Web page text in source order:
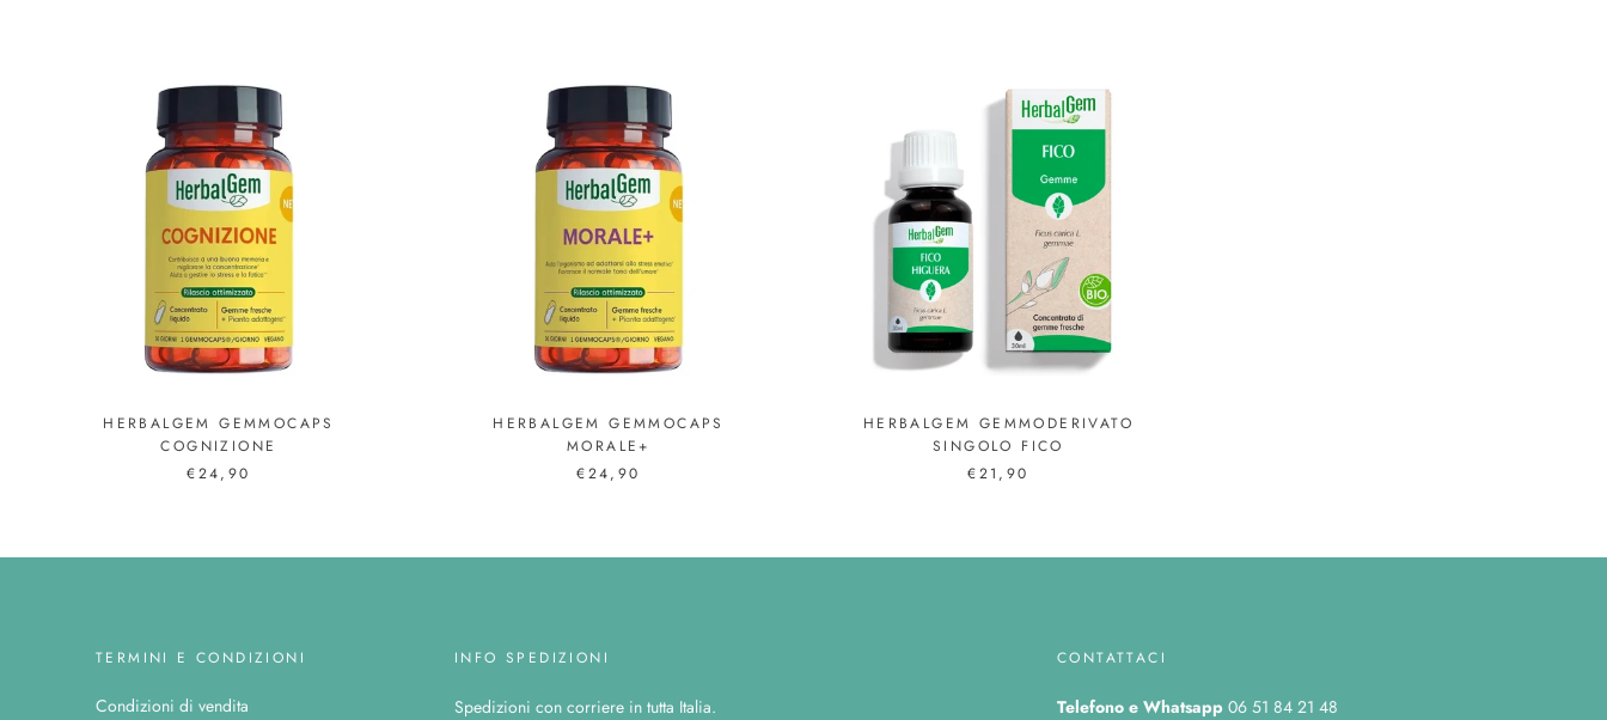
HERBALGEM GEMMOCAPS
COGNIZIONE
€24,90
HERBALGEM GEMMOCAPS
MORALE+
€24,90
HERBALGEM GEMMODERIVATO
SINGOLO FICO
€21,90
TERMINI E CONDIZIONI
Condizioni di vendita
INFO SPEDIZIONI
Spedizioni con corriere in tutta Italia.
CONTATTACI
Telefono e Whatsapp 06 51 84 21 48